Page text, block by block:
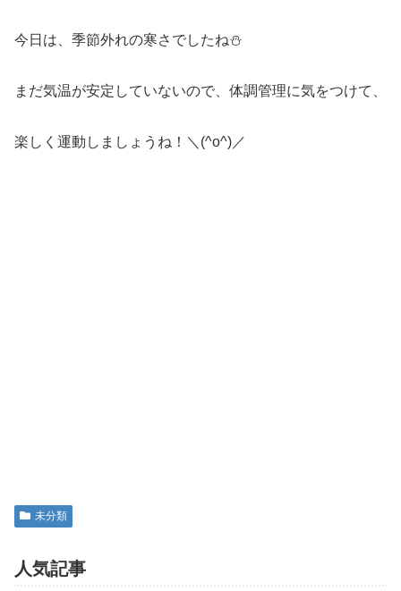
今日は、季節外れの寒さでしたね⛄
まだ気温が安定していないので、体調管理に気をつけて、
楽しく運動しましょうね！＼(^o^)／
未分類
人気記事